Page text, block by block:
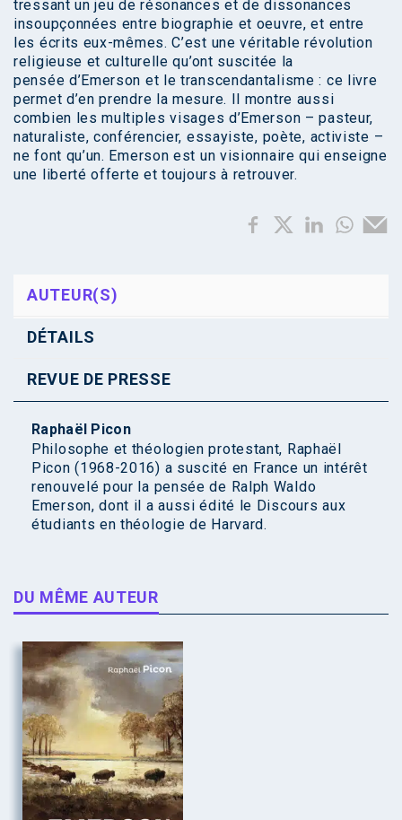
tressant un jeu de résonances et de dissonances
insoupçonnées entre biographie et oeuvre, et entre
les écrits eux-mêmes. C’est une véritable révolution
religieuse et culturelle qu’ont suscitée la
pensée d’Emerson et le transcendantalisme : ce livre
permet d’en prendre la mesure. Il montre aussi
combien les multiples visages d’Emerson – pasteur,
naturaliste, conférencier, essayiste, poète, activiste –
ne font qu’un. Emerson est un visionnaire qui enseigne
une liberté offerte et toujours à retrouver.
AUTEUR(S)
DÉTAILS
REVUE DE PRESSE
Raphaël Picon
Philosophe et théologien protestant, Raphaël
Picon (1968-2016) a suscité en France un intérêt
renouvelé pour la pensée de Ralph Waldo
Emerson, dont il a aussi édité le Discours aux
étudiants en théologie de Harvard.
DU MÊME AUTEUR